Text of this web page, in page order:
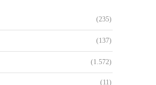
(235)
(137)
(1.572)
(11)